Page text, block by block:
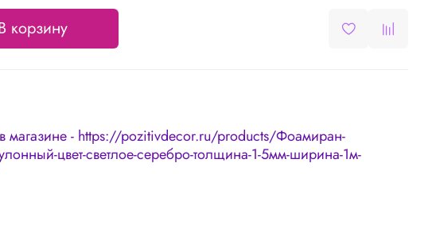
корзину
в магазине - https://pozitivdecor.ru/products/Фоамиран-
цвет-светлое-серебро-толщина-1-5мм-ширина-1м-